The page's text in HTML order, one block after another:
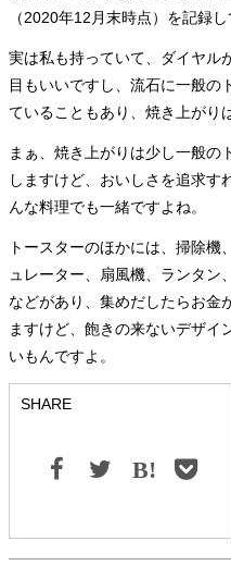
（2020年12月末時点）を記録し
実は私も持っていて、ダイヤル
目もいいですし、流石に一般の
ていることもあり、焼き上がり
まぁ、焼き上がりは少し一般の
しますけど、おいしさを追求す
んな料理でも一緒ですよね。
トースターのほかには、掃除
ュレーター、扇風機、ランタン
などがあり、集めだしたらお金
ますけど、飽きの来ないデザイ
いもんですよ。
SHARE